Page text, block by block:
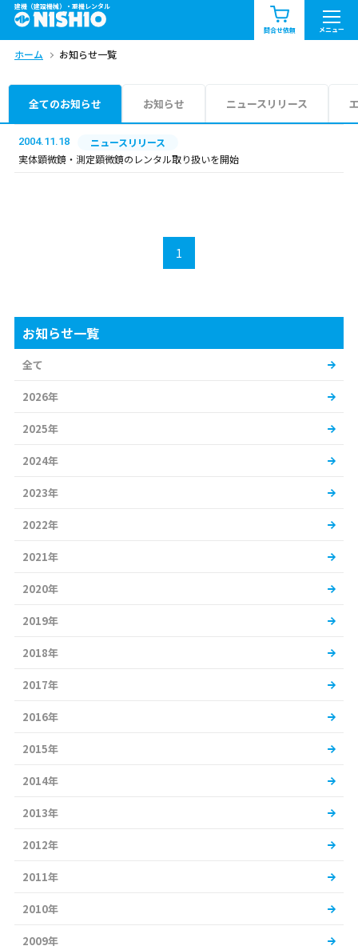
建機（建設機械）・重機レンタル
問合せ依頼 メニュー
商品一覧 お知らせ一覧
問合せ依頼リスト
エリア情報を見る
ホーム お知らせ一覧
全てのお知らせ お知らせ ニュースリリース
2004.11.18
ニュースリリース
実体顕微鏡・測定顕微鏡のレンタル取り扱いを開始
1
お知らせ一覧
全て
2026年
2025年
2024年
2023年
2022年
2021年
2020年
2019年
2018年
2017年
2016年
2015年
2014年
2013年
2012年
2011年
2010年
2009年